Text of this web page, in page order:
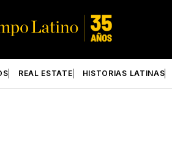
REAL ESTATE HISTORIAS LATINAS